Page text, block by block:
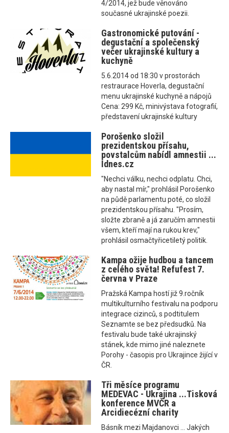
4/2014, jež bude věnováno
současné ukrajinské poezii.
Gastronomické putování -
degustační a společenský
večer ukrajinské kultury a
kuchyně
5.6.2014 od 18:30 v prostorách
restraurace Hoverla, degustační
menu ukrajinské kuchyně a nápojů
Cena: 299 Kč, minivýstava fotografií,
představení ukrajinské kultury
Porošenko složil
prezidentskou přísahu,
povstalcům nabídl amnestii ...
Idnes.cz
"Nechci válku, nechci odplatu. Chci,
aby nastal mír," prohlásil Porošenko
na půdě parlamentu poté, co složil
prezidentskou přísahu. "Prosím,
složte zbraně a já zaručím amnestii
všem, kteří mají na rukou krev,"
prohlásil osmačtyřicetiletý politik.
Kampa ožije hudbou a tancem
z celého světa! Refufest 7.
června v Praze
Pražská Kampa hostí již 9.ročník
multikulturního festivalu na podporu
integrace cizinců, s podtitulem
Seznamte se bez předsudků. Na
festivalu bude také ukrajinský
stánek, kde mimo jiné naleznete
Porohy - časopis pro Ukrajince žijící v
ČR.
Tři měsíce programu
MEDEVAC - Ukrajina ...Tisková
konference MVČR a
Arcidiecézní charity
Básník mezi Majdanovci ... Jakých